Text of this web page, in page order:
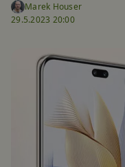
Marek Houser
29.5.2023 20:00